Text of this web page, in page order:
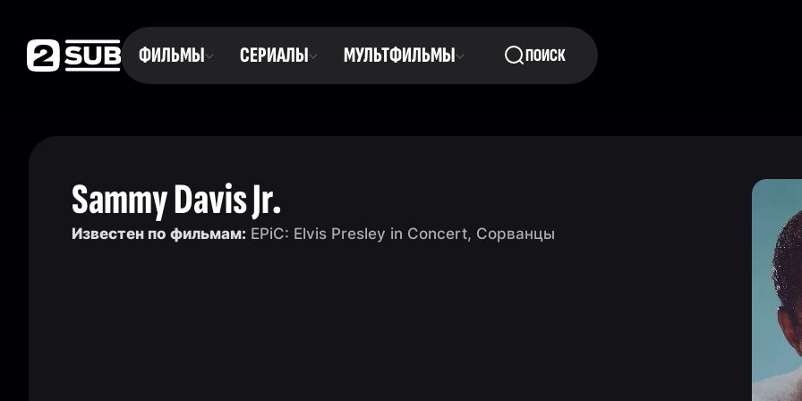
ФИЛЬМЫ СЕРИАЛЫ МУЛЬТФИЛЬМЫ ПОИСК
Sammy Davis Jr.
Известен по фильмам: EPiC: Elvis Presley in Concert, Сорванцы